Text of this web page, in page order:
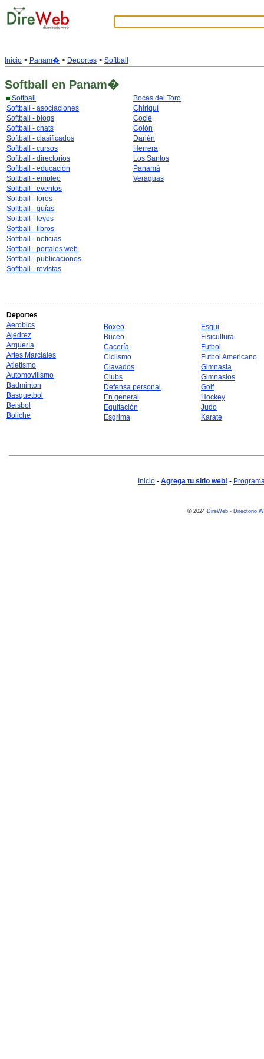
Inicio > Panam� > Deportes > Softball
Softball en Panam�
Softball
Softball - asociaciones
Softball - blogs
Softball - chats
Softball - clasificados
Softball - cursos
Softball - directorios
Softball - educación
Softball - empleo
Softball - eventos
Softball - foros
Softball - guías
Softball - leyes
Softball - libros
Softball - noticias
Softball - portales web
Softball - publicaciones
Softball - revistas
Bocas del Toro
Chiriquí
Coclé
Colón
Darién
Herrera
Los Santos
Panamá
Veraguas
Deportes
Aerobics
Ajedrez
Arquería
Artes Marciales
Atletismo
Automovilismo
Badminton
Basquetbol
Beisbol
Boliche
Boxeo
Buceo
Cacería
Ciclismo
Clavados
Clubs
Defensa personal
En general
Equitación
Esgrima
Esqui
Fisicultura
Futbol
Futbol Americano
Gimnasia
Gimnasios
Golf
Hockey
Judo
Karate
Inicio - Agrega tu sitio web! -
© 2024 DireWeb - Directorio